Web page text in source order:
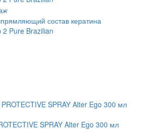
состав кератина
2 Pure Brazilian
SPRAY Alter Ego 300 мл